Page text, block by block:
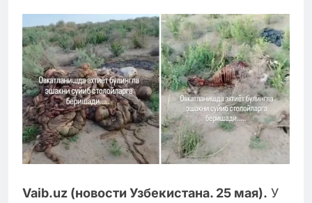
Vaib.uz (новости Узбекистана. 25 мая). У